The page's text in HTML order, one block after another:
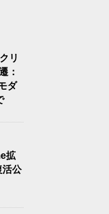
リ
：
ダ
拡
活公